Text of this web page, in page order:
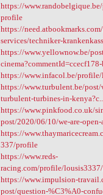
https://
profile
https://
services/techniker-
https://www.yellownow.be/
https://www.infacol.be/
https://www.turbulent.be/
turbulent-turbines-in-
https://www.pinkfood.co.uk/
post/2020/06/10/we-are-open-
https://
337/profile
https://www.reds-
racing.com/profile/
https://www.impulsion-
post/question-%C3%A0-